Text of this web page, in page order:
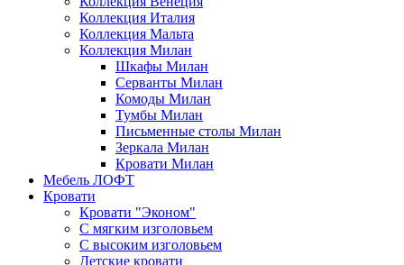
Коллекция Италия
Коллекция Мальта
Коллекция Милан
Шкафы Милан
Серванты Милан
Комоды Милан
Тумбы Милан
Письменные столы Милан
Зеркала Милан
Кровати Милан
Мебель ЛОФТ
Кровати
Кровати "Эконом"
С мягким изголовьем
С высоким изголовьем
Детские кровати